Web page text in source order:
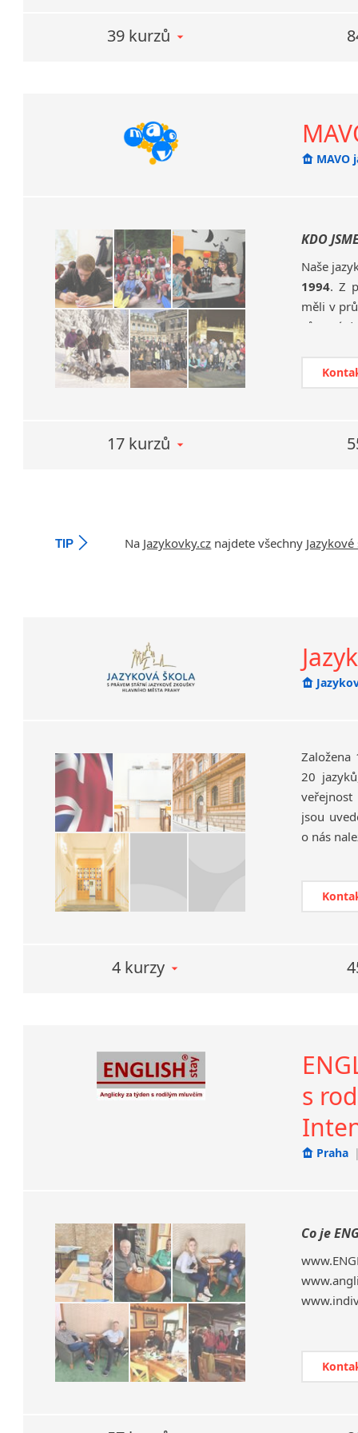
39 kurzů
MAVO
KDO
Naše
1994. Z
měli v
zůstavá
DALŠÍ
jsou
17 kurzů
TIP Na Jazykovky.cz najdete všechny
20
jsou
o nás
4 kurzy
s
Praha
Co je
výukový
Vám